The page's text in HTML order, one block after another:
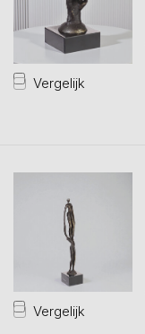
Vergelijk
Vergelijk